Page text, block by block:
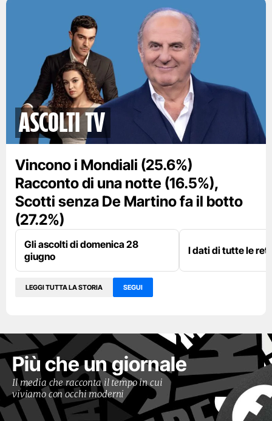
Ascolti TV
Vincono i Mondiali (25.6%)
Racconto di una notte (16.5%),
Scotti senza De Martino fa il botto
(27.2%)
Gli ascolti di domenica 28
giugno
I dati di tutte le
LEGGI TUTTA LA STORIA SEGUI
Più che un giornale
Il media che racconta il tempo in cui
viviamo con occhi moderni